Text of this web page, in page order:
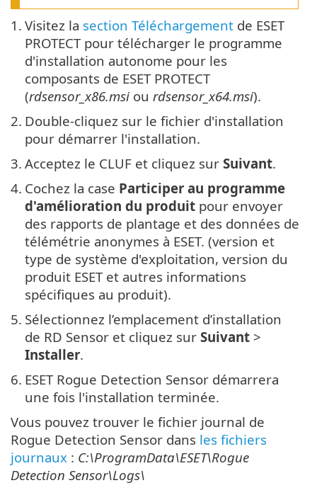
1. Visitez la section Téléchargement de ESET
PROTECT pour télécharger le programme
d'installation autonome pour les
composants de ESET PROTECT
(rdsensor_x86.msi ou rdsensor_x64.msi).
2. Double-cliquez sur le fichier d'installation
pour démarrer l'installation.
3. Acceptez le CLUF et cliquez sur Suivant.
4. Cochez la case Participer au programme
d'amélioration du produit pour envoyer
des rapports de plantage et des données de
télémétrie anonymes à ESET. (version et
type de système d'exploitation, version du
produit ESET et autres informations
spécifiques au produit).
5. Sélectionnez l’emplacement d’installation
de RD Sensor et cliquez sur Suivant >
Installer.
6. ESET Rogue Detection Sensor démarrera
une fois l'installation terminée.
Vous pouvez trouver le fichier journal de
Rogue Detection Sensor dans les fichiers
journaux : C:\ProgramData\ESET\Rogue
Detection Sensor\Logs\